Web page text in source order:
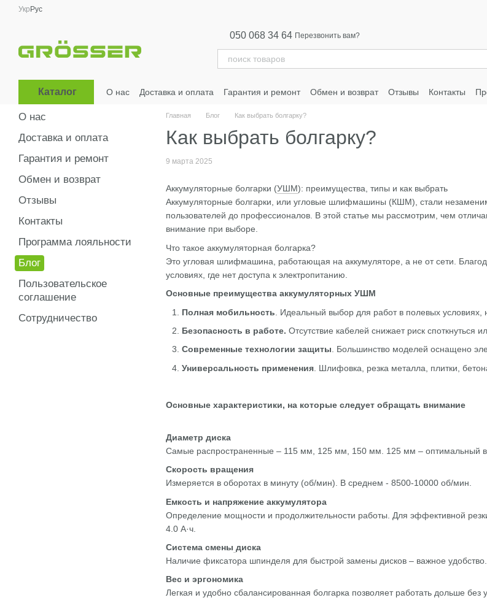
Перейти к основному контенту
Укр Рус
050 068 34 64 Перезвонить вам?
Каталог О нас Доставка и оплата Гарантия и ремонт Обмен и возврат Отзывы Контакты
Главная Блог Как выбрать болгарку?
Как выбрать болгарку?
9 марта 2025
Аккумуляторные болгарки (УШМ): преимущества, типы и как выбрать
Аккумуляторные болгарки, или угловые шлифмашины (КШМ), стали
пользователей до профессионалов. В этой статье мы рассмотрим, чем
внимание при выборе.
Что такое аккумуляторная болгарка?
Это угловая шлифмашина, работающая на аккумуляторе, а не от сети.
условиях, где нет доступа к электропитанию.
Основные преимущества аккумуляторных УШМ
Полная мобильность . Идеальный выбор для работ в полевых условиях,
Безопасность в работе. Отсутствие кабелей снижает риск споткнуться
Современные технологии защиты. Большинство моделей оснащено
Универсальность применения . Шлифовка, резка металла, плитки,
Основные характеристики, на которые следует обращать внимание
Диаметр диска
Самые распространенные – 115 мм, 125 мм, 150 мм. 125 мм – оптимальный
Скорость вращения
Измеряется в оборотах в минуту (об/мин). В среднем - 8500-10000 об/мин.
Емкость и напряжение аккумулятора
Определение мощности и продолжительности работы. Для эффективной
4.0 А·ч.
Система смены диска
Наличие фиксатора шпинделя для быстрой замены дисков – важное удобство.
Вес и эргономика
Легкая и удобно сбалансированная болгарка позволяет работать дольше без
О нас
Доставка и оплата
Гарантия и ремонт
Обмен и возврат
Отзывы
Контакты
Программа лояльности
Блог
Пользовательское
соглашение
Сотрудничество